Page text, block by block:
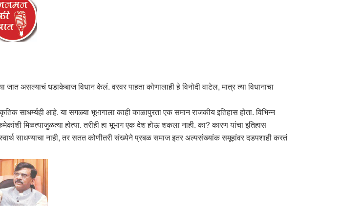
असल्याचं धडाकेबाज विधान केलं. वरवर पाहता कोणालाही हे विनोदी वाटेल, मात्र त्या विधानाचा
आहे. या सगळ्या भूभागाला काही काळापुरता एक समान राजकीय इतिहास होता. विभिन्न
मिळत्याजुळत्या होत्या. तरीही हा भूभाग एक देश होऊ शकला नाही. का? कारण यांचा इतिहास
स्वार्थ साधण्याचा नाही, तर सतत कोणीतरी संख्येने प्रबळ समाज इतर अल्पसंख्यांक समूहांवर दडपशाही करतं